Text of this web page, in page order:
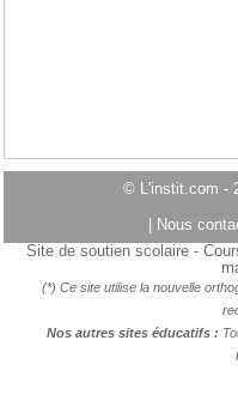
© L'instit.com -
Nous
Site de soutien scolaire -
(*) Ce site utilise la nouvelle
Nos autres sites éducatifs :